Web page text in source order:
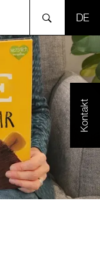
Kontakt